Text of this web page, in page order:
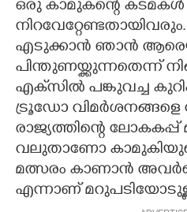
ഒരു കാമുകന്റെ കടമകള്‍
എടുക്കാന്‍ ഞാന്‍
പിന്തുണയ്ക്കുന്നതെന്ന്
എക്‌സില്‍ പങ്കുവച്ച
ട്രൂഡോ വിമര്‍ശനങ്ങളെ
രാജ്യത്തിന്റെ
വലുതാണോ കാമുകിയുടെ
മത്സരം കാണാന്‍
എന്നാണ്